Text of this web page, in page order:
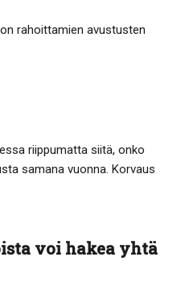
rahoittamien avustusten
riippumatta siitä, onko
samana vuonna. Korvaus
voi hakea yhtä